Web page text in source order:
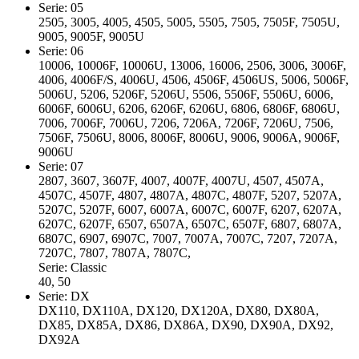
Serie: 05
2505, 3005, 4005, 4505, 5005, 5505, 7505, 7505F, 7505U,
9005, 9005F, 9005U
Serie: 06
10006, 10006F, 10006U, 13006, 16006, 2506, 3006, 3006F,
4006, 4006F/S, 4006U, 4506, 4506F, 4506US, 5006, 5006F,
5006U, 5206, 5206F, 5206U, 5506, 5506F, 5506U, 6006,
6006F, 6006U, 6206, 6206F, 6206U, 6806, 6806F, 6806U,
7006, 7006F, 7006U, 7206, 7206A, 7206F, 7206U, 7506,
7506F, 7506U, 8006, 8006F, 8006U, 9006, 9006A, 9006F,
9006U
Serie: 07
2807, 3607, 3607F, 4007, 4007F, 4007U, 4507, 4507A,
4507C, 4507F, 4807, 4807A, 4807C, 4807F, 5207, 5207A,
5207C, 5207F, 6007, 6007A, 6007C, 6007F, 6207, 6207A,
6207C, 6207F, 6507, 6507A, 6507C, 6507F, 6807, 6807A,
6807C, 6907, 6907C, 7007, 7007A, 7007C, 7207, 7207A,
7207C, 7807, 7807A, 7807C,
Serie: Classic
40, 50
Serie: DX
DX110, DX110A, DX120, DX120A, DX80, DX80A,
DX85, DX85A, DX86, DX86A, DX90, DX90A, DX92,
DX92A